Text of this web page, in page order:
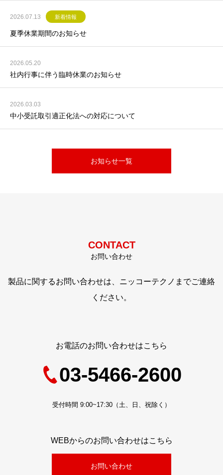
2026.07.13 新着情報
夏季休業期間のお知らせ
2026.05.20
社内行事に伴う臨時休業のお知らせ
2026.03.03
中小受託取引適正化法への対応について
お知らせ一覧
CONTACT
お問い合わせ
製品に関するお問い合わせは、ニッコーテクノまでご連絡
ください。
お電話のお問い合わせはこちら
03-5466-2600
受付時間 9:00~17:30（土、日、祝除く）
WEBからのお問い合わせはこちら
お問い合わせ